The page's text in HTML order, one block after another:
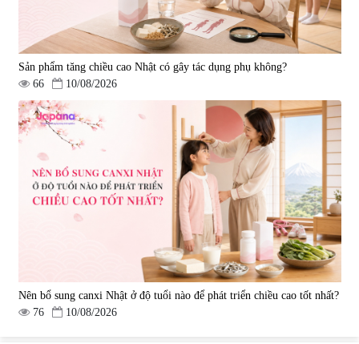
Sản phẩm tăng chiều cao Nhật có gây tác dụng phụ không?
66
10/08/2026
Nên bổ sung canxi Nhật ở độ tuổi nào để phát triển chiều cao tốt nhất?
76
10/08/2026